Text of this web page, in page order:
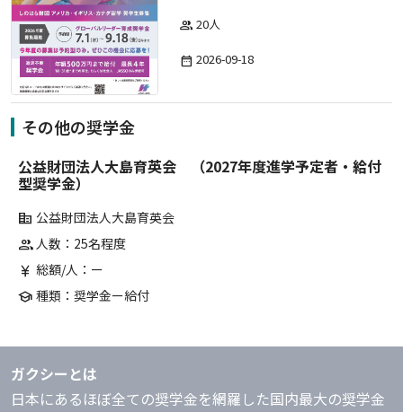
group 20人
date_range 2026-09-18
その他の奨学金
公益財団法人大島育英会 （2027年度進学予定者・給付
型奨学金）
corporate_fare 公益財団法人大島育英会
group人数：25名程度
currency_yen 総額/人：ー
school 種類：奨学金ー給付
ガクシーとは
日本にあるほぼ全ての奨学金を網羅した国内最大の奨学金